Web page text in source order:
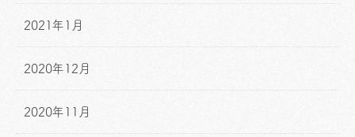
2021年1月
2020年12月
2020年11月